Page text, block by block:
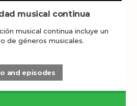
musical continua
musical continua incluye un
de géneros musicales.
and episodes